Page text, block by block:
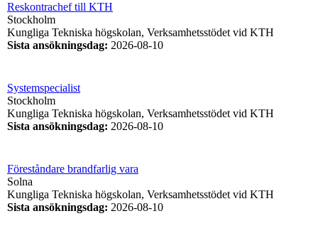
Reskontrachef till KTH
Stockholm
Kungliga Tekniska högskolan, Verksamhetsstödet vid KTH
Sista ansökningsdag: 2026-08-10
Systemspecialist
Stockholm
Kungliga Tekniska högskolan, Verksamhetsstödet vid KTH
Sista ansökningsdag: 2026-08-10
Föreståndare brandfarlig vara
Solna
Kungliga Tekniska högskolan, Verksamhetsstödet vid KTH
Sista ansökningsdag: 2026-08-10